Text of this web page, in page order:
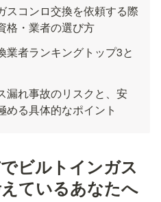
スコンロ交換を依頼する際
格・業者の選び方
業者ランキングトップ3と
漏れ事故のリスクと、安
める具体的なポイント
ビルトインガス
ているあなたへ